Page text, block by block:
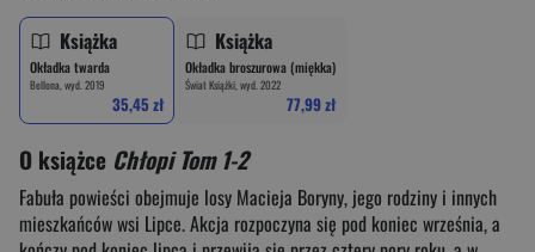
Książka
Okładka twarda
Bellona, wyd. 2019
35,45 zł
Książka
Okładka broszurowa (miękka)
Świat Książki, wyd. 2022
77,99 zł
O książce Chłopi Tom 1-2
Fabuła powieści obejmuje losy Macieja Boryny, jego rodziny i innych
mieszkańców wsi Lipce. Akcja rozpoczyna się pod koniec września, a